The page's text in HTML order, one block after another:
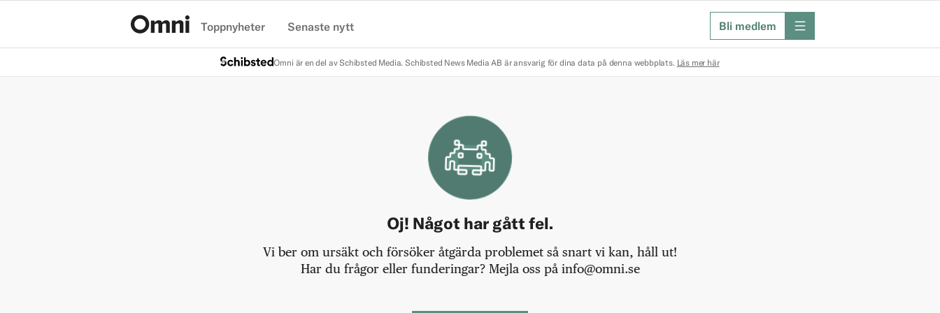
Toppnyheter Senaste nytt Bli medlem meny
Omni är en del av Schibsted Media. Schibsted News Media AB är ansvarig för dina data på denna webbplats. Läs mer här
Oj! Något har gått fel.
Vi ber om ursäkt och försöker åtgärda problemet så snart vi kan, håll ut!
Har du frågor eller funderingar? Mejla oss på info@omni.se